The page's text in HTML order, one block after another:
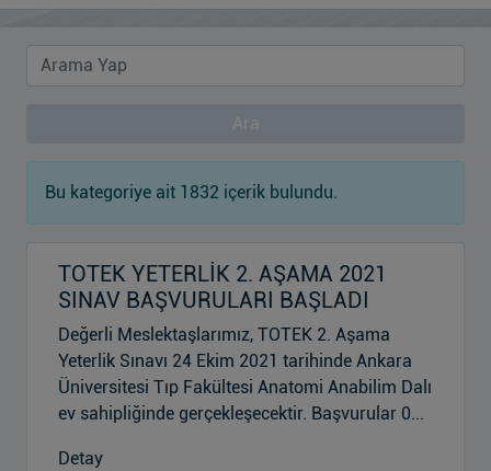
Bu kategoriye ait 1832 içerik bulundu.
TOTEK YETERLİK 2. AŞAMA 2021
SINAV BAŞVURULARI BAŞLADI
Değerli Meslektaşlarımız, TOTEK 2. Aşama
Yeterlik Sınavı 24 Ekim 2021 tarihinde Ankara
Üniversitesi Tıp Fakültesi Anatomi Anabilim Dalı
ev sahipliğinde gerçekleşecektir. Başvurular 0...
Detay